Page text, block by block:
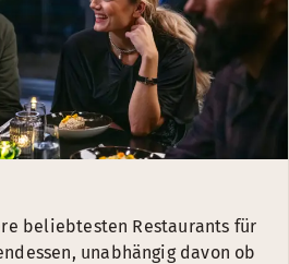
beliebtesten Restaurants für
unabhängig davon ob